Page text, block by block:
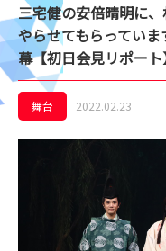
三宅健の安倍晴明に
やらせてもらってい
幕【初日会見リポート
舞台 2022.02.23